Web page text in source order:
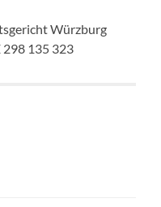
Würzburg
135 323